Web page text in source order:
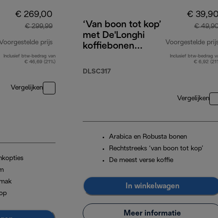
€ 269,00
€ 299,99
prijs
originele prijs € 299,99
Inclusief btw-bedrag van
€ 46,69 (21%)
Vergelijken
‘Van boon tot kop’
met De'Longhi
koffiebonen
cappuccinoglazen
DLSC317
€
€
Voorgestelde
Inclusief btw-bedrag
€ 6,92
Vergelijken
Arabica en Robusta bonen
Rechtstreeks ‘van boon tot kop’
De meest verse koffie
In winkelwagen
Meer informatie